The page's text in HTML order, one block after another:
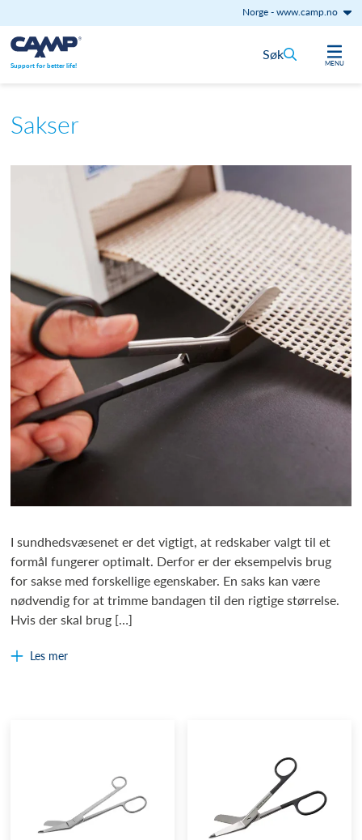
Norge-www.camp.no
Hopp til innhold
Support for better life! MENU
Søk
Sakser
I sundhedsvæsenet er det vigtigt, at redskaber valgt til et
formål fungerer optimalt. Derfor er der eksempelvis brug
for sakse med forskellige egenskaber. En saks kan være
nødvendig for at trimme bandagen til den rigtige størrelse.
Hvis der skal brug […]
Les mer